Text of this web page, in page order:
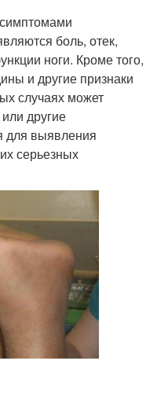
боль, отек,
ноги. Кроме того,
и другие признаки
случаях может
другие
для выявления
серьезных